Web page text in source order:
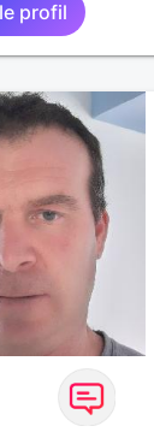
profil